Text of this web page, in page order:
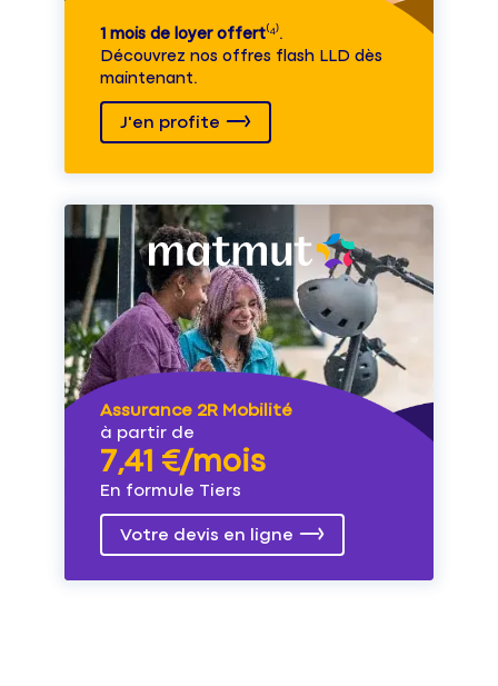
1 mois de loyer offert⁽⁴⁾.
Découvrez nos offres flash LLD dès
maintenant.
J'en profite
Assurance 2R Mobilité
à partir de
7,41 €/mois
En formule Tiers
Votre devis en ligne